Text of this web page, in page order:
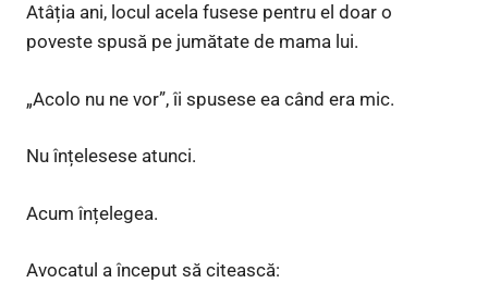
Atâția ani, locul acela fusese pentru el doar o
poveste spusă pe jumătate de mama lui.
„Acolo nu ne vor”, îi spusese ea când era mic.
Nu înțelesese atunci.
Acum înțelegea.
Avocatul a început să citească: